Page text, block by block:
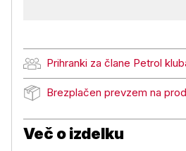
Prihranki za člane Petrol
Prihranki za člane Petrol kluba
Brezplačen prevzem na
Brezplačen prevzem na
Več o izdelku